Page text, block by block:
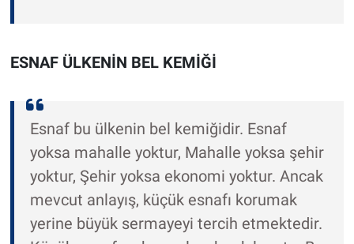
ESNAF ÜLKENİN BEL KEMİĞİ
Esnaf bu ülkenin bel kemiğidir. Esnaf
yoksa mahalle yoktur, Mahalle yoksa şehir
yoktur, Şehir yoksa ekonomi yoktur. Ancak
mevcut anlayış, küçük esnafı korumak
yerine büyük sermayeyi tercih etmektedir.